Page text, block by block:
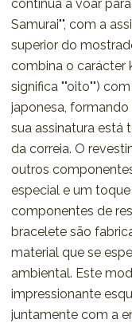
continua a voar
Samurai"", com a
superior do
combina o carácter
significa ""oito"")
japonesa, formando
sua assinatura está
da correia. O
outros
especial e um
componentes de
bracelete são
material que se
ambiental. Este
impressionante
juntamente com a